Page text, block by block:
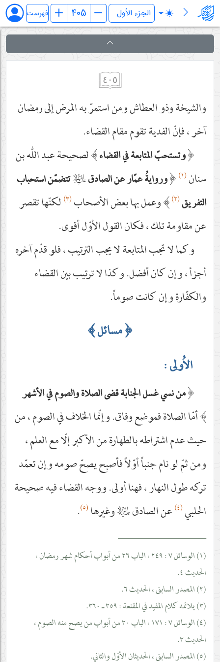
الروضة البهیّة في شرح اللمعة الدمشقیة
فهرست
٤٠٥
والشيخة وذو العطاش ومن استمرّ به المرض إلى رمضان
آخر ، فإنّ الفدية تقوم مقام القضاء.
﴿وتستحبّ المتابعة في القضاء﴾لصحيحة عبد اللّٰه بن
سنان(١) ﴿وروايةُ عمّار عن الصادقعليه‌السلامتتضمّن استحباب
التفريق(٢) ﴾وعمل بها بعض الأصحاب(٣) لكنّها تقصر
عن مقاومة تلك ، فكان القول الأوّل أقوى.
وكما لا تجب المتابعة لا يجب الترتيب ، فلو قدّم آخره
أجزأ ، وإن كان أفضل. وكذا لا ترتيب بين القضاء
والكفّارة وإن كانت صوماً.
﴿مسائل﴾
الاُولى :
﴿من نسي غسل الجنابة قضى الصلاة والصوم في الأشهر
﴾أمّا الصلاة فموضع وفاق. وإنّما الخلاف في الصوم ، من
حيث عدم اشتراطه بالطهارة من الأكبر إلّا مع العلم ،
ومن ثمّ لو نام جنباً أوّلاً فأصبح يصحّ صومه وإن تعمّد
تركه طول النهار ، فهنا أولى. ووجه القضاء فيه صحيحة
الحلبي(٤) عن الصادقعليه‌السلاموغيرها(٥) .
____________________
(١) الوسائل ٧ : ٢٤٩ ، الباب ٢٦ من أبواب أحكام شهر رمضان ،
الحديث ٤.
(٢) المصدر السابق ، الحديث ٦.
(٣) يلائمه كلام المفيد في المقنعة : ٣٥٩ ـ ٣٦٠.
(٤) الوسائل ٧ : ١٧١ ، الباب ٣٠ من أبواب من يصح منه الصوم ،
الحديث ٣.
(٥) المصدر السابق ، الحديثان الأوّل والثاني.